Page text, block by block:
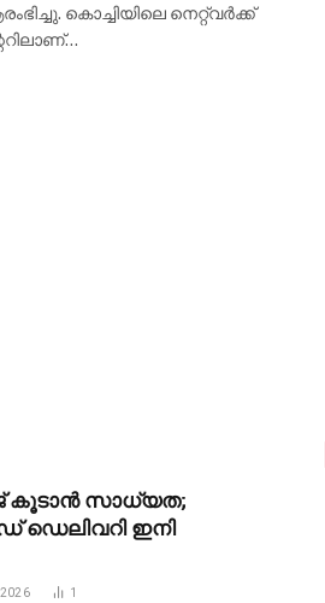
കൊച്ചിയിലെ നെറ്റ്‌വർക്ക്
കൂടാൻ സാധ്യത;
ഇനി
2026 1